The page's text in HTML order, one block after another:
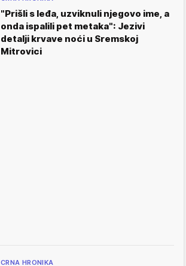
"Prišli s leđa, uzviknuli njegovo ime, a
onda ispalili pet metaka": Jezivi
detalji krvave noći u Sremskoj
Mitrovici
CRNA HRONIKA